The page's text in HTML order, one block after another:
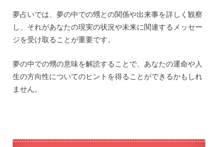
夢占いでは、夢の中での甥との関係や出来事を詳しく観察
し、それがあなたの現実の状況や未来に関連するメッセー
ジを受け取ることが重要です。
夢の中での甥の意味を解読することで、あなたの運命や人
生の方向性についてのヒントを得ることができるかもしれ
ません。